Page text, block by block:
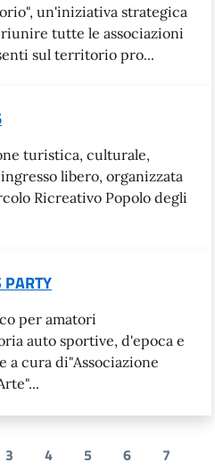
un'iniziativa strategica
tutte le associazioni
sul territorio pro...
turistica, culturale,
libero, organizzata
Ricreativo Popolo degli
per amatori
auto sportive, d'epoca e
cura di"Associazione
Page
3 Page
4 Page
5 Page
6 Page
7